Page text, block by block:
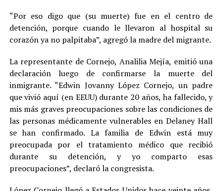
“Por eso digo que (su muerte) fue en el centro de
detención, porque cuando le llevaron al hospital su
corazón ya no palpitaba”, agregó la madre del migrante.
La representante de Cornejo, Analilia Mejía, emitió una
declaración luego de confirmarse la muerte del
inmigrante. “Edwin Jovanny López Cornejo, un padre
que vivió aquí (en EEUU) durante 20 años, ha fallecido, y
mis más graves preocupaciones sobre las condiciones de
las personas médicamente vulnerables en Delaney Hall
se han confirmado. La familia de Edwin está muy
preocupada por el tratamiento médico que recibió
durante su detención, y yo comparto esas
preocupaciones”, declaró la congresista.